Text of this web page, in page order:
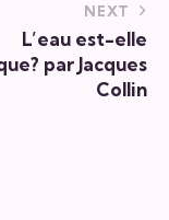
NEXT
L’eau est-elle
par Jacques
Collin